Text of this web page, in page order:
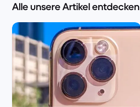
Alle unsere Artikel entdecken